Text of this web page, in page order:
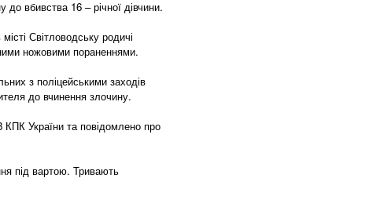
вбивства 16 – річної дівчини.
Світловодську родичі
ножовими пораненнями.
з поліцейськими заходів
до вчинення злочину.
України та повідомлено про
під вартою. Тривають